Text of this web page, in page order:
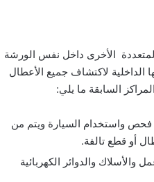
الأخرى داخل نفس الورشة
الداخلية لاكتشاف جميع الأعطال
السابقة ما يلي:
واستخدام السيارة ويتم من
أو قطع تالفة.
والدوائر الكهربائية